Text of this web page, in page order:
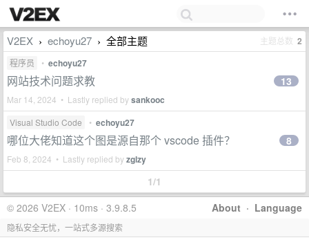
V2EX › echoyu27 › 全部主题 主题总数 2
程序员 • echoyu27
网站技术问题求教
Mar 14, 2024 • Lastly replied bysankooc
13
Visual Studio Code • echoyu27
哪位大佬知道这个图是源自那个 vscode 插件？
Feb 8, 2024 • Lastly replied byzglzy
8
1/1
About · Language
© 2026 V2EX · 10ms · 3.9.8.5
隐私安全无忧，一站式多源搜索